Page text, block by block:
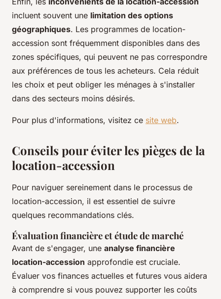
incluent souvent une limitation des options
géographiques. Les programmes de location-
accession sont fréquemment disponibles dans des
zones spécifiques, qui peuvent ne pas correspondre
aux préférences de tous les acheteurs. Cela réduit
les choix et peut obliger les ménages à s'installer
dans des secteurs moins désirés.
Pour plus d'informations, visitez ce site web.
Conseils pour éviter les pièges de la
location-accession
Pour naviguer sereinement dans le processus de
location-accession, il est essentiel de suivre
quelques recommandations clés.
Évaluation financière et étude de marché
Avant de s'engager, une analyse financière
location-accession approfondie est cruciale.
Évaluer vos finances actuelles et futures vous aidera
à comprendre si vous pouvez supporter les coûts